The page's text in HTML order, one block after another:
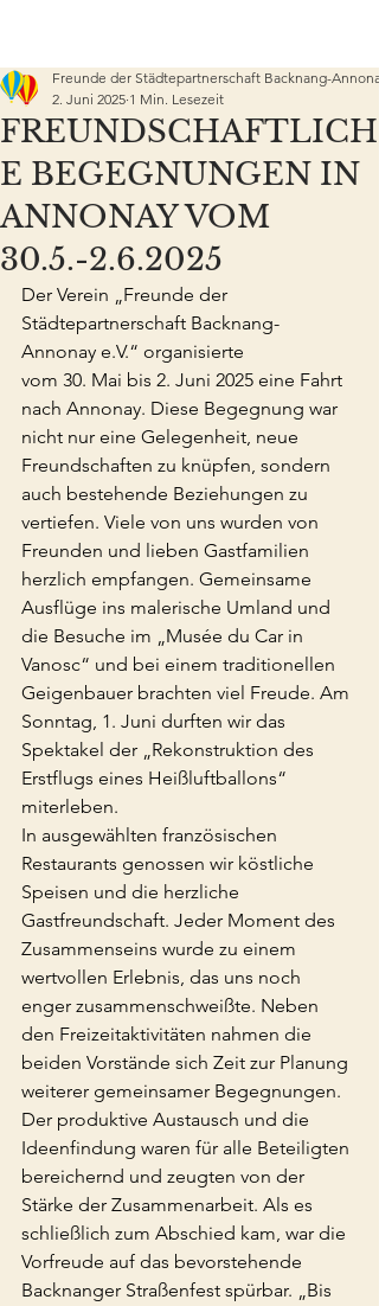
FREUNDSCHAFTLICH
E BEGEGNUNGEN IN
ANNONAY VOM
30.5.-2.6.2025
Freunde der Städtepartnerschaft Backnang-
2. Juni 2025 1 Min. Lesezeit
Der Verein „Freunde der
Städtepartnerschaft Backnang-
Annonay e.V.“ organisierte
vom 30. Mai bis 2. Juni 2025 eine Fahrt
nach Annonay. Diese Begegnung war
nicht nur eine Gelegenheit, neue
Freundschaften zu knüpfen, sondern
auch bestehende Beziehungen zu
vertiefen. Viele von uns wurden von
Freunden und lieben Gastfamilien
herzlich empfangen. Gemeinsame
Ausflüge ins malerische Umland und
die Besuche im „Musée du Car in
Vanosc“ und bei einem traditionellen
Geigenbauer brachten viel Freude. Am
Sonntag, 1. Juni durften wir das
Spektakel der „Rekonstruktion des
Erstflugs eines Heißluftballons“
miterleben.
In ausgewählten französischen
Restaurants genossen wir köstliche
Speisen und die herzliche
Gastfreundschaft. Jeder Moment des
Zusammenseins wurde zu einem
wertvollen Erlebnis, das uns noch
enger zusammenschweißte. Neben
den Freizeitaktivitäten nahmen die
beiden Vorstände sich Zeit zur Planung
weiterer gemeinsamer Begegnungen.
Der produktive Austausch und die
Ideenfindung waren für alle Beteiligten
bereichernd und zeugten von der
Stärke der Zusammenarbeit. Als es
schließlich zum Abschied kam, war die
Vorfreude auf das bevorstehende
Backnanger Straßenfest spürbar. „Bis